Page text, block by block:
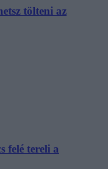
tölteni az
felé tereli a